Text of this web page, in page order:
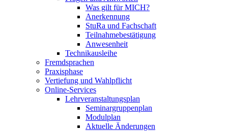
Was gilt für MICH?
Anerkennung
StuRa und Fachschaft
Teilnahmebestätigung
Anwesenheit
Technikausleihe
Fremdsprachen
Praxisphase
Vertiefung und Wahlpflicht
Online-Services
Lehrveranstaltungsplan
Seminargruppenplan
Modulplan
Aktuelle Änderungen